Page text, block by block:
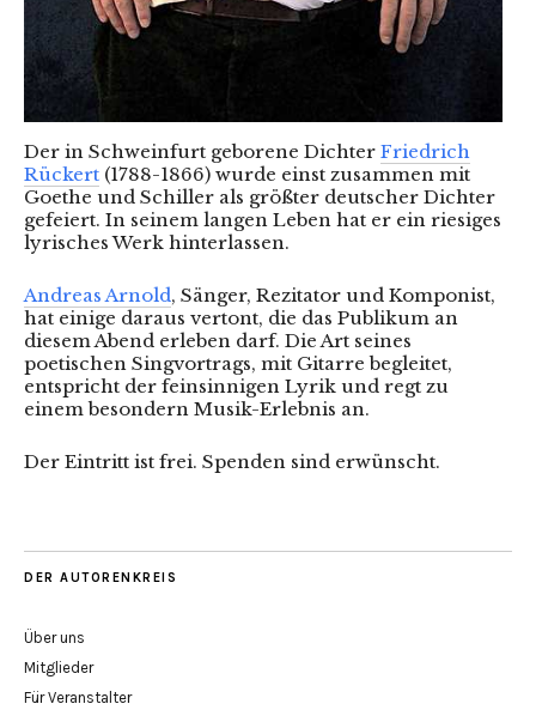
Der in Schweinfurt geborene Dichter Friedrich
Rückert (1788-1866) wurde einst zusammen mit
Goethe und Schiller als größter deutscher Dichter
gefeiert. In seinem langen Leben hat er ein riesiges
lyrisches Werk hinterlassen.
Andreas Arnold, Sänger, Rezitator und Komponist,
hat einige daraus vertont, die das Publikum an
diesem Abend erleben darf. Die Art seines
poetischen Singvortrags, mit Gitarre begleitet,
entspricht der feinsinnigen Lyrik und regt zu
einem besondern Musik-Erlebnis an.
Der Eintritt ist frei. Spenden sind erwünscht.
DER AUTORENKREIS
Über uns
Mitglieder
Für Veranstalter